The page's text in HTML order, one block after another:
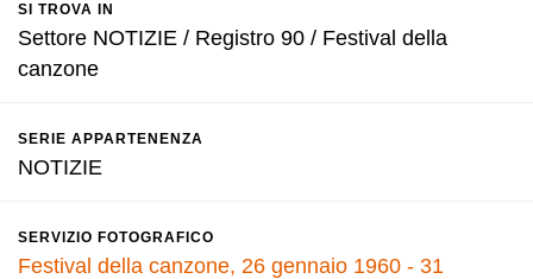
SI TROVA IN
Settore NOTIZIE / Registro 90 / Festival della
canzone
SERIE APPARTENENZA
NOTIZIE
SERVIZIO FOTOGRAFICO
Festival della canzone, 26 gennaio 1960 - 31